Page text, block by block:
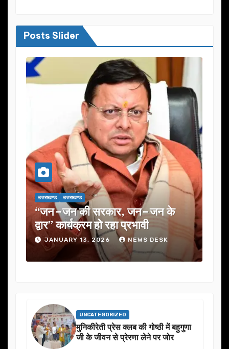
Posts Slider
उत्तराखण्ड उत्तराखण्ड
यूजेवीएन लिमिटेड की 132वीं बोर्ड बैठक
में कई अहम प्रस्तावों को मंजूरी
JANUARY 13, 2026 NEWS DESK
UNCATEGORIZED
मुनिकीरेती प्रेस क्लब की गोष्ठी में बहुगुणा
जी के जीवन से प्रेरणा लेने पर जोर